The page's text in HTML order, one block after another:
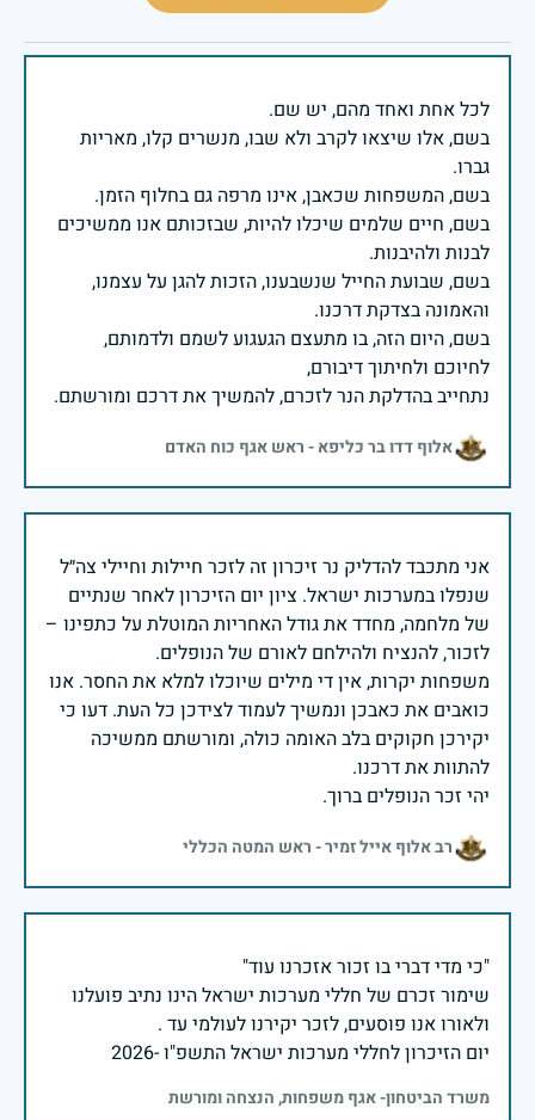
בשם, אלו שיצאו לקרב ולא שבו, מנשרים קלו, מאריות
בשם, חיים שלמים שיכלו להיות, שבזכותם אנו ממשיכים
בשם, שבועת החייל שנשבענו, הזכות להגן על עצמנו,
בשם, היום הזה, בו מתעצם הגעגוע לשמם ולדמותם,
נתחייב בהדלקת הנר לזכרם, להמשיך את דרכם ומורשתם.
אלוף דדו בר כליפא - ראש אגף כוח האדם
אני מתכבד להדליק נר זיכרון זה לזכר חיילות וחיילי צה״ל
שנפלו במערכות ישראל. ציון יום הזיכרון לאחר שנתיים
של מלחמה, מחדד את גודל האחריות המוטלת על כתפינו –
משפחות יקרות, אין די מילים שיוכלו למלא את החסר. אנו
כואבים את כאבכן ונמשיך לעמוד לצידכן כל העת. דעו כי
יקירכן חקוקים בלב האומה כולה, ומורשתם ממשיכה
יהי זכר הנופלים ברוך.
רב אלוף אייל זמיר - ראש המטה הכללי
שימור זכרם של חללי מערכות ישראל הינו נתיב פועלנו
יום הזיכרון לחללי מערכות ישראל התשפ"ו -2026
משרד הביטחון- אגף משפחות, הנצחה ומורשת